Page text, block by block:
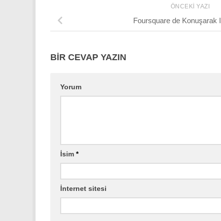
ÖNCEKI YAZI
Foursquare de Konuşarak
BIR CEVAP YAZIN
Yorum
İsim *
İnternet sitesi